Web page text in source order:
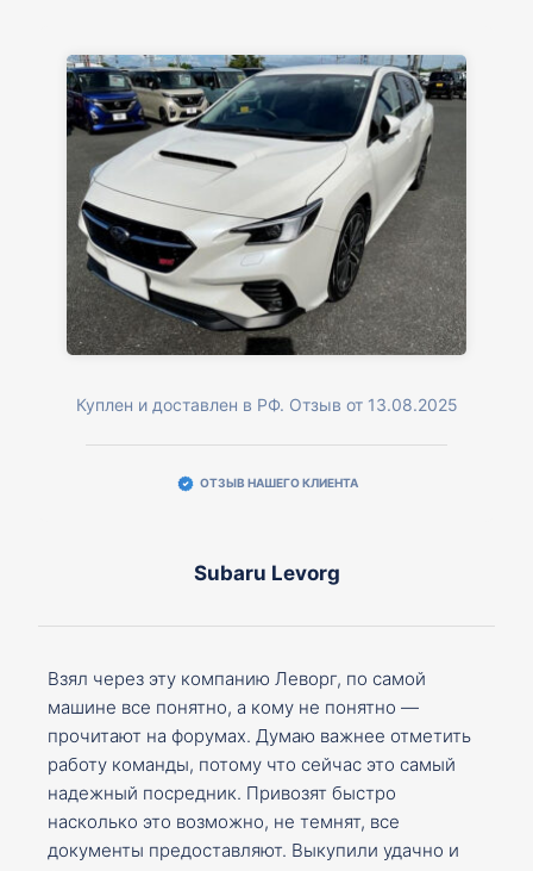
Куплен и доставлен в РФ. Отзыв от 13.08.2025
ОТЗЫВ НАШЕГО КЛИЕНТА
Subaru Levorg
Взял через эту компанию Леворг, по самой
машине все понятно, а кому не понятно —
прочитают на форумах. Думаю важнее отметить
работу команды, потому что сейчас это самый
надежный посредник. Привозят быстро
насколько это возможно, не темнят, все
документы предоставляют. Выкупили удачно и